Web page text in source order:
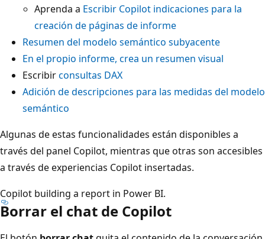
Aprenda a Escribir Copilot indicaciones para la
creación de páginas de informe
Resumen del modelo semántico subyacente
En el propio informe, crea un resumen visual
Escribirconsultas DAX
Adición de descripciones para las medidas del modelo
semántico
Algunas de estas funcionalidades están disponibles a
través del panel Copilot, mientras que otras son accesibles
a través de experiencias Copilot insertadas.
Copilot building a report in Power BI.
Borrar el chat de Copilot